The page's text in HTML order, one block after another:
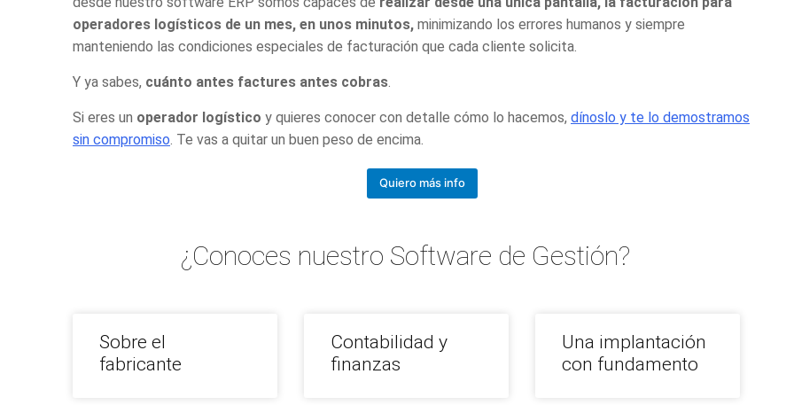
operadores logísticos de un mes, en unos minutos, minimizando los errores humanos y siempre
manteniendo las condiciones especiales de facturación que cada cliente solicita.
Y ya sabes, cuánto antes factures antes cobras
Si eres un operador logístico y quieres conocer con detalle cómo lo hacemos, dínoslo y te lo demostramos
sin compromiso . Te vas a quitar un buen peso de encima.
Quiero más info
¿Conoces nuestro Software de Gestión?
Sobre el
fabricante
Contabilidad y
finanzas
Una implantación
con fundamento